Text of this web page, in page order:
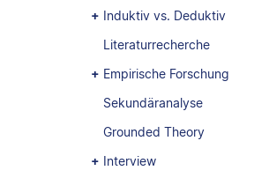
Induktiv vs. Deduktiv
Literaturrecherche
Empirische Forschung
Sekundäranalyse
Grounded Theory
Interview